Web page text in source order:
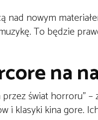
nad nowym
To będzie
na
świat horroru”
i klasyki kina gore.